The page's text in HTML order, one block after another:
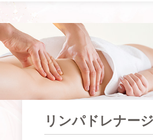
リンパドレナー